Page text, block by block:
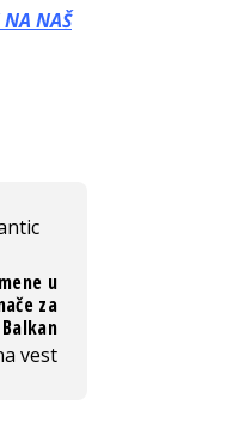
NA NAŠ
u
za
vest